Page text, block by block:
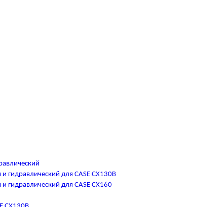
гидравлический для CASE CX130B
гидравлический для CASE CX160